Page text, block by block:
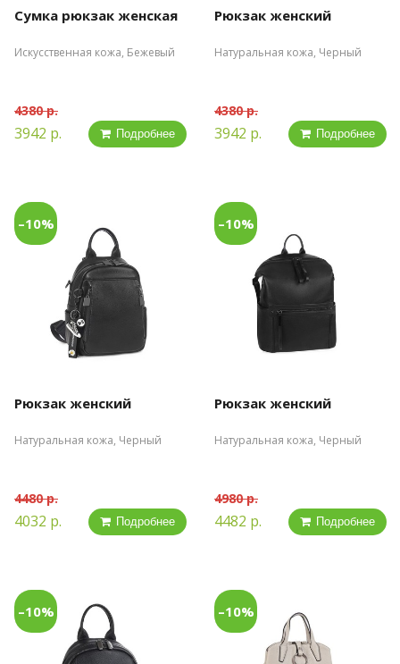
Сумка рюкзак женская
Искусственная кожа, Бежевый
4380 р.
3942 р. Подробнее
Рюкзак женский
Натуральная кожа, Черный
4380 р.
3942 р. Подробнее
–10%
Рюкзак женский
Натуральная кожа, Черный
4480 р.
4032 р. Подробнее
–10%
Рюкзак женский
Натуральная кожа, Черный
4980 р.
4482 р. Подробнее
–10% –10%